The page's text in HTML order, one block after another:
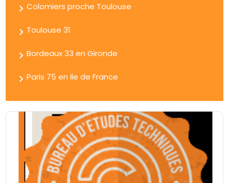
Colomiers proche Toulouse
Toulouse 31
Bordeaux 33 en Gironde
Paris 75 en Ile de France